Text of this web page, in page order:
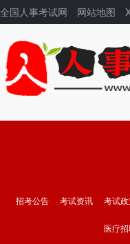
全国人事考试网 网站地图
招考公告 考试资讯 考试
医疗